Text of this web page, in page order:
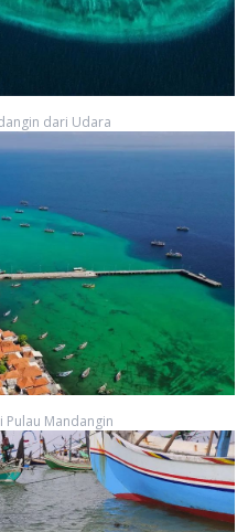
dari Udara
Mandangin